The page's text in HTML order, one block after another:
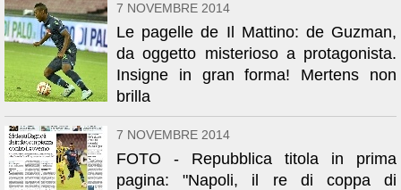
7 NOVEMBRE 2014
Le pagelle de Il Mattino: de Guzman,
da oggetto misterioso a protagonista.
Insigne in gran forma! Mertens non
brilla
7 NOVEMBRE 2014
FOTO - Repubblica titola in prima
pagina: "Napoli, il re di coppa di